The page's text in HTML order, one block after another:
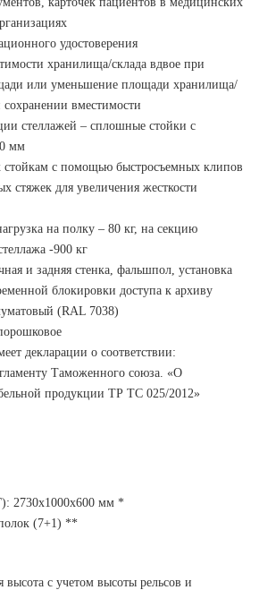
удостоверения
хранилища/склада вдвое при
или уменьшение площади хранилища/
сохранении вместимости
стеллажей – сплошные стойки с
мм
стойкам с помощью быстросъемных клипов
стяжек для увеличения жесткости
на полку – 80 кг, на секцию
-900 кг
и задняя стенка, фальшпол, установка
блокировки доступа к архиву
(RAL 7038)
декларации о соответствии:
Таможенного союза. «О
продукции ТР ТС 025/2012»
2730х1000х600 мм *
(7+1) **
высота с учетом высоты рельсов и